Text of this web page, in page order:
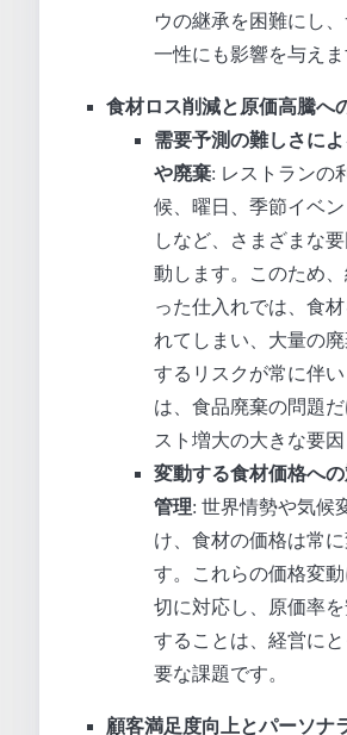
ウの継承を困難にし
一性にも影響を与えま
食材ロス削減と原価高騰へ
需要予測の難しさに
や廃棄: レストランの
候、曜日、季節イベ
しなど、さまざまな
動します。このため
った仕入れでは、食
れてしまい、大量の
するリスクが常に伴
は、食品廃棄の問題
スト増大の大きな要因
変動する食材価格へ
管理: 世界情勢や気候
け、食材の価格は常
す。これらの価格変
切に対応し、原価率
することは、経営に
要な課題です。
顧客満足度向上とパーソナ